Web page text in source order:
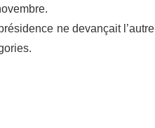
ne devançait l’autre